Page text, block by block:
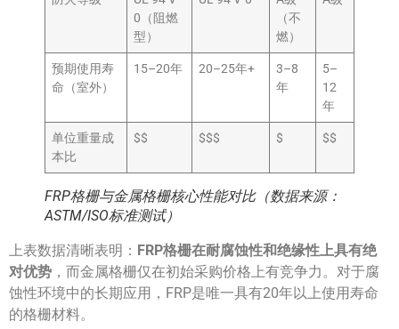
0（阻燃
型）
（不
燃）
预期使用寿
命（室外）
15–20年 20–25年+
3–8
年
5–
12
年
单位重量成
本比
$$ $$$ $ $$
FRP格栅与金属格栅核心性能对比（数据来源：
ASTM/ISO标准测试）
上表数据清晰表明： FRP格栅在耐腐蚀性和绝缘性上具有绝
对优势 ，而金属格栅仅在初始采购价格上有竞争力。对于腐
蚀性环境中的长期应用，FRP是唯一具有20年以上使用寿命
的格栅材料。